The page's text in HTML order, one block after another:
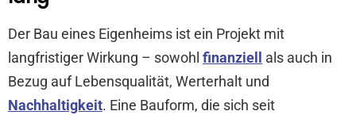
Der Bau eines Eigenheims ist ein Projekt mit
langfristiger Wirkung – sowohl finanziell
als auch in
Bezug auf Lebensqualität, Werterhalt und
Nachhaltigkeit. Eine Bauform, die sich seit